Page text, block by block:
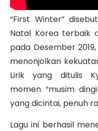
“First Winter”
Natal Korea terbaik
pada Desember
menonjolkan
Lirik yang ditulis
momen “musim
yang dicintai, penuh
Lagu ini berhasil